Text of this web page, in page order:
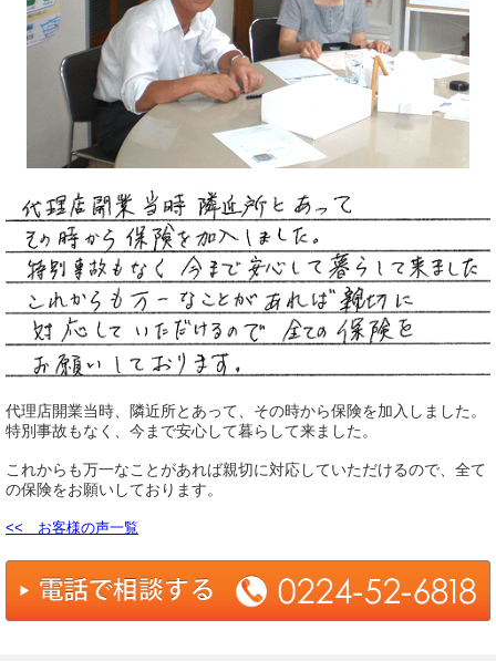
代理店開業当時、隣近所とあって、その時から保険を加入しました。
特別事故もなく、今まで安心して暮らして来ました。
これからも万一なことがあれば親切に対応していただけるので、全て
の保険をお願いしております。
<< お客様の声一覧